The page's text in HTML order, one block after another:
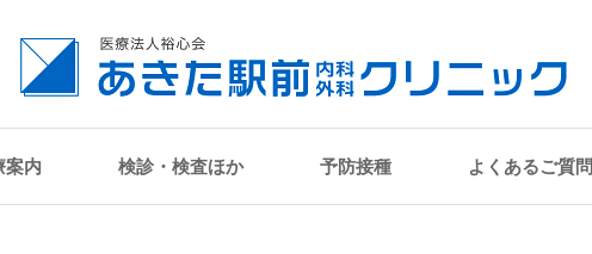
案内 検診・検査ほか 予防接種 よくあるご質問